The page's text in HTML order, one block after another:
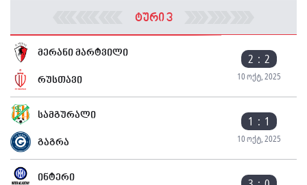
ტური 3
მერანი მარტვილი 2 : 2
10 ოქტ, 2025
რუსთავი
სამგურალი 1 : 1
10 ოქტ, 2025
გაგრა
ინტერი